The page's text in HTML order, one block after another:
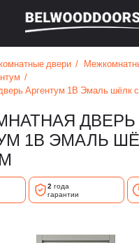
двери
Аргентум 1B Эмаль шёлк
ДВЕРЬ
1B ЭМАЛЬ
2 года
гарантии